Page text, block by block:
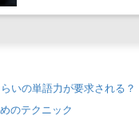
いの単語力が要求される？
のテクニック